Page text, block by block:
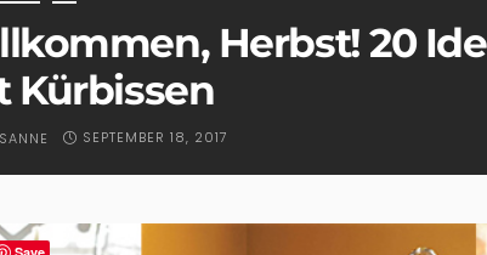
Herbst! 20
Kürbissen
SEPTEMBER 18, 2017